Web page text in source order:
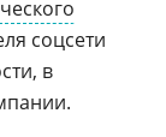
соцсети
в